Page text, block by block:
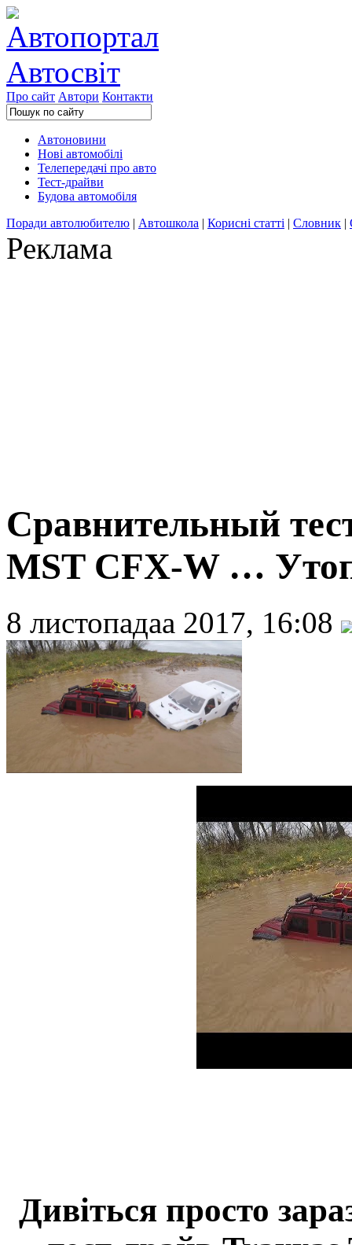
Про сайт Автори Контакти
Автоновини
Нові автомобілі
Телепередачі про авто
Тест-драйви
Будова автомобіля
Поради автолюбителю | Автошкола | Корисні статті | Словник |
Реклама
Сравнительный
MST CFX-W …
8 листопадаа 2017, 16:08
Дивіться просто